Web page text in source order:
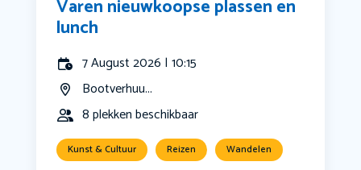
Varen nieuwkoopse plassen en
lunch
7 August 2026 | 10:15
Bootverhuu...
8 plekken beschikbaar
Kunst & Cultuur Reizen Wandelen